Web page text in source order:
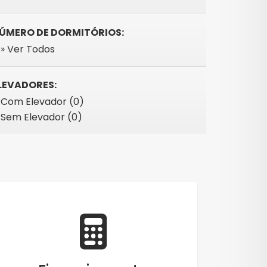
DE DORMITÓRIOS:
» Ver Todos
Com Elevador (0)
Sem Elevador (0)